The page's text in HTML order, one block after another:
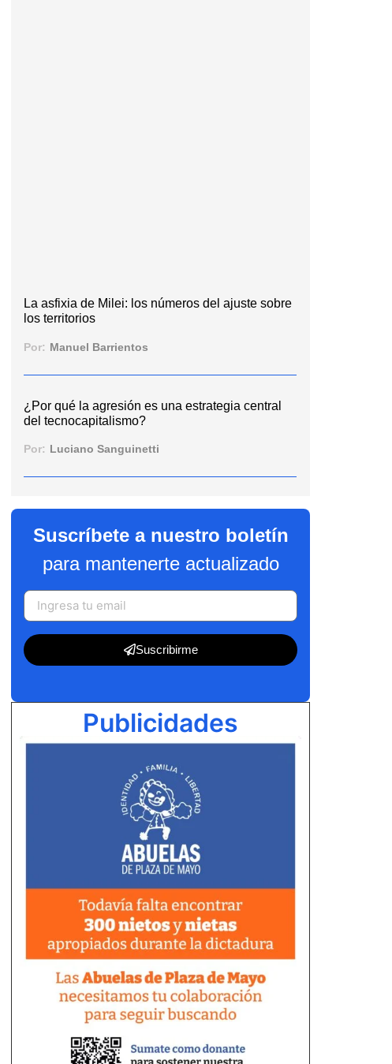
La asfixia de Milei: los números del ajuste sobre
los territorios
Por: Manuel Barrientos
¿Por qué la agresión es una estrategia central
del tecnocapitalismo?
Por: Luciano Sanguinetti
Suscríbete a nuestro boletín
para mantenerte actualizado
Suscribirme
Publicidades